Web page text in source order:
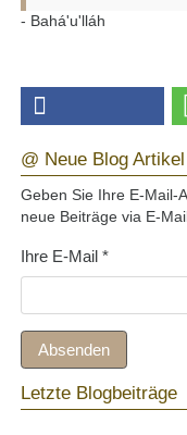
- Bahá'u'lláh
@ Neue Blog
Geben Sie Ihre E-Mail-
neue Beiträge via E-
Ihre E-Mail*
Absenden
Letzte Blogbeiträge